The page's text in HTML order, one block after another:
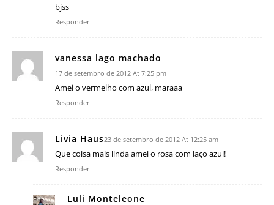
bjss
Responder
vanessa lago machado
17 de setembro de 2012 At 7:25 pm
Amei o vermelho com azul, maraaa
Responder
Livia Haus23 de setembro de 2012 At 12:25 am
Que coisa mais linda amei o rosa com laço azul!
Responder
Luli Monteleone